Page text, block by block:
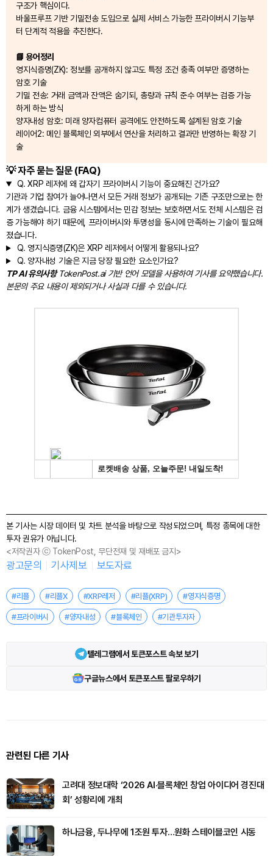
구조가 핵심이다.
바울프루프 기반 기밀전송 도입으로 실제 서비스 가능한 프라이버시 기능부
터 단계적 적용을 추진한다.
📘 용어정리
영지식증명(ZK): 정보를 공개하지 않고도 특정 조건 충족 여부만 증명하는
암호 기술
기밀 전송: 거래 금액과 잔액은 숨기되, 총량과 규칙 준수 여부는 검증 가능
하게 하는 방식
양자내성 암호: 미래 양자컴퓨터 공격에도 안전하도록 설계된 암호 기술
레이어2: 메인 블록체인 외부에서 연산을 처리하고 결과만 반영하는 확장 기
술
💡 자주 묻는 질문 (FAQ)
Q. XRP 레저에 왜 갑자기 프라이버시 기능이 중요해진 건가요?
기관과 기업 참여가 늘어나면서 모든 거래 정보가 공개되는 기존 구조만으로는 한
계가 생겼습니다. 금융 시스템에서는 민감 정보는 보호하면서도 전체 시스템은 검
증 가능해야 하기 때문에, 프라이버시와 투명성을 동시에 만족하는 기술이 필요해
졌습니다.
Q. 영지식증명(ZK)은 XRP 레저에서 어떻게 활용되나요?
Q. 양자내성 기술은 지금 당장 필요한 요소인가요?
TP AI 유의사항TokenPost.ai 기반 언어 모델을 사용하여 기사를 요약했습니다.
본문의 주요 내용이 제외되거나 사실과 다를 수 있습니다.
본 기사는 시장 데이터 및 차트 분석을 바탕으로 작성되었으며, 특정 종목에 대한
투자 권유가 아닙니다.
<저작권자 ⓒ TokenPost, 무단전재 및 재배포 금지>
광고문의 기사제보 보도자료
#리플 #리플X #XRP레저 #리플(XRP) #영지식증명
#프라이버시 #양자내성 #블록체인 #기관투자자
텔레그램에서 토큰포스트 속보 보기
구글뉴스에서 토큰포스트 팔로우하기
관련된 다른 기사
고려대 정보대학 ‘2026 AI·블록체인 창업 아이디어 경진대
회’ 성황리에 개최
하나금융, 두나무에 1조원 투자…원화 스테이블코인 시동